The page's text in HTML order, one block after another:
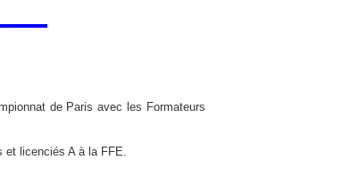
de Paris avec les Formateurs
et licenciés A à la FFE.